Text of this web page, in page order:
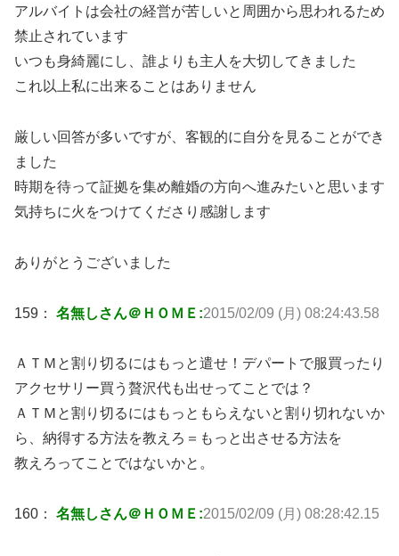
アルバイトは会社の経営が苦しいと周囲から思われるため
禁止されています
いつも身綺麗にし、誰よりも主人を大切してきました
これ以上私に出来ることはありません
厳しい回答が多いですが、客観的に自分を見ることができ
ました
時期を待って証拠を集め離婚の方向へ進みたいと思います
気持ちに火をつけてくださり感謝します
ありがとうございました
159： 名無しさん＠ＨＯＭＥ:2015/02/09 (月) 08:24:43.58
ＡＴＭと割り切るにはもっと遣せ！デパートで服買ったり
アクセサリー買う贅沢代も出せってことでは？
ＡＴＭと割り切るにはもっともらえないと割り切れないか
ら、納得する方法を教えろ＝もっと出させる方法を
教えろってことではないかと。
160： 名無しさん＠ＨＯＭＥ:2015/02/09 (月) 08:28:42.15